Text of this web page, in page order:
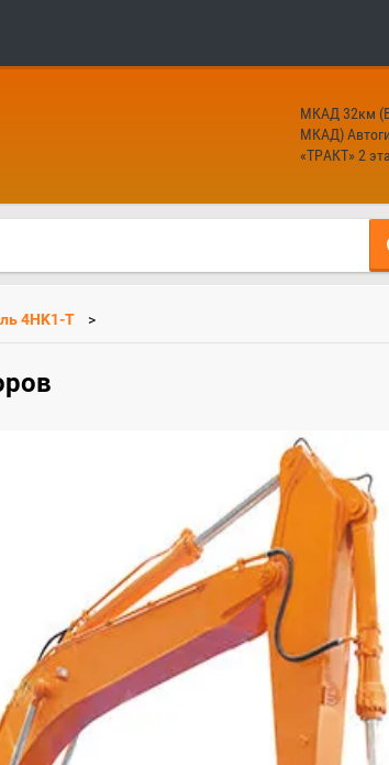
МКАД 32км
МКАД)
«ТРАКТ» 2
4HK1-T